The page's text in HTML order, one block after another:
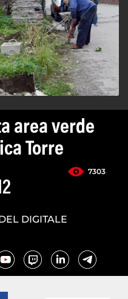
area verde
Torre
7303
DIGITALE